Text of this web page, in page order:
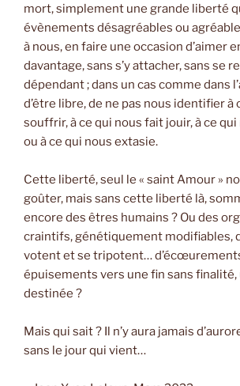
mort, simplement une grande liberté
évènements désagréables ou
à nous, en faire une occasion d’aimer
davantage, sans s’y attacher, sans se
dépendant ; dans un cas comme dans
d’être libre, de ne pas nous identifier à
souffrir, à ce qui nous fait jouir, à ce
ou à ce qui nous extasie.
Cette liberté, seul le « saint Amour »
goûter, mais sans cette liberté là,
encore des êtres humains ? Ou des
craintifs, génétiquement modifiables,
votent et se tripotent…
épuisements vers une fin sans finalité,
destinée ?
Mais qui sait ? Il n’y aura jamais
sans le jour qui vient…